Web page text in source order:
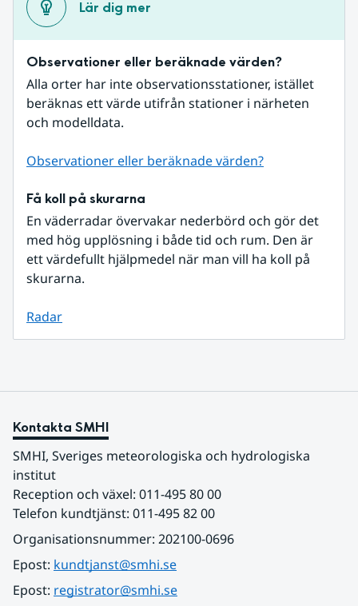
Lär dig mer
Observationer eller beräknade värden?
Alla orter har inte observationsstationer, istället
beräknas ett värde utifrån stationer i närheten
och modelldata.
Observationer eller beräknade värden?
Få koll på skurarna
En väderradar övervakar nederbörd och gör det
med hög upplösning i både tid och rum. Den är
ett värdefullt hjälpmedel när man vill ha koll på
skurarna.
Radar
Kontakta SMHI
SMHI, Sveriges meteorologiska och hydrologiska
institut
Reception och växel: 011-495 80 00
Telefon kundtjänst: 011-495 82 00
Organisationsnummer: 202100-0696
Epost: kundtjanst@smhi.se
Epost: registrator@smhi.se